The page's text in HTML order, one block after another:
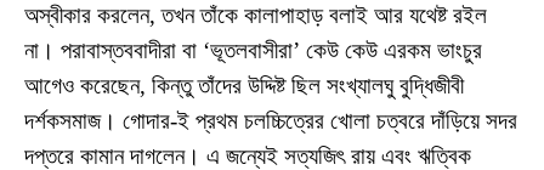
অস্বীকার করলেন, তখন তাঁকে কালাপাহাড় বলাই আর যথেষ্ট রইল
না। পরাবাস্তববাদীরা বা ‘ভূতলবাসীরা’ কেউ কেউ এরকম ভাংচুর
আগেও করেছেন, কিন্তু তাঁদের উদ্দিষ্ট ছিল সংখ্যালঘু বুদ্ধিজীবী
দর্শকসমাজ। গোদার-ই প্রথম চলচ্চিত্রের খোলা চত্বরে দাঁড়িয়ে সদর
দপ্তরে কামান দাগলেন। এ জন্যেই সত্যজিৎ রায় এবং ঋত্বিক